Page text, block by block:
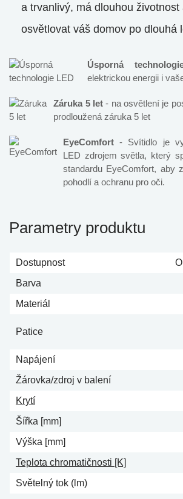
a trvanlivý, má dlouhou životnost
osvětlovat váš domov po dlouhá
Úsporná
elektrickou energii i
Záruka 5 let - na osvětlení je
prodloužená záruka 5 let
EyeComfort - Svítidlo je
LED zdrojem světla, který
standardu EyeComfort, aby
pohodlí a ochranu pro oči.
Parametry produktu
Dostupnost
Barva
Materiál
Patice
Napájení
Žárovka/zdroj v balení
Krytí
Šířka [mm]
Výška [mm]
Teplota chromatičnosti [K]
Světelný tok (lm)